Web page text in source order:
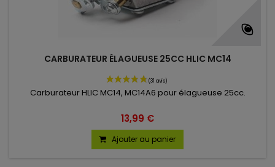
CARBURATEUR ÉLAGUEUSE 25CC HLIC MC14
Carburateur HLIC MC14, MC14A6 pour élagueuse 25cc.
13,99 €
Ajouter au panier